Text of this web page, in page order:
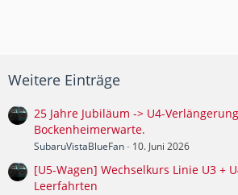
Weitere Einträge
25 Jahre Jubiläum -> U4-
Bockenheimerwarte.
SubaruVistaBlueFan- 10. Juni 2026
[U5-Wagen] Wechselkurs Linie U3 +
Leerfahrten